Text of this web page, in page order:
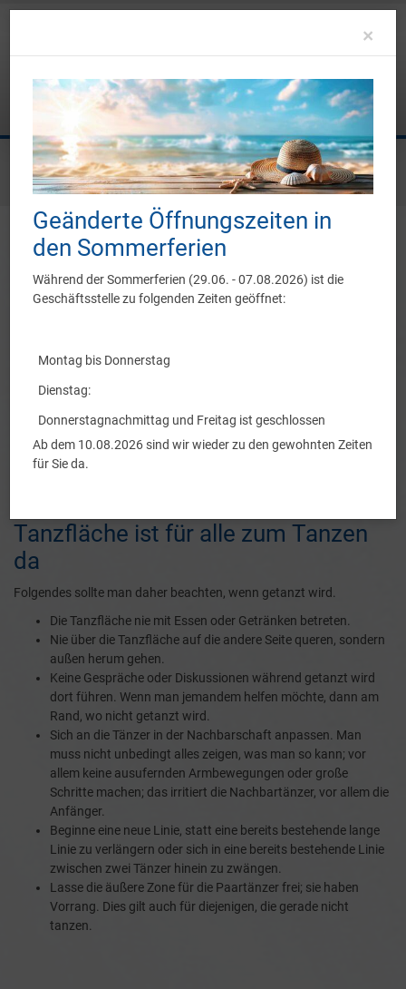
Sie befinden sich hier:
Sportangebot
Linedance Infos zu Linedance
Infos zu Linedance
Line Dance ist eine choreografierte Tanzform, bei der einzelne
Tänzer/innen unabhängig von der Geschlechtszugehörigkeit in
jeder Art von Musik choreografiert.
Tanzfläche ist für alle zum Tanzen
da
Folgendes sollte man daher beachten, wenn getanzt wird.
Die Tanzfläche nie mit Essen oder Getränken betreten.
Nie über die Tanzfläche auf die andere Seite queren, sondern
außen herum gehen.
Keine Gespräche oder Diskussionen während getanzt wird
dort führen. Wenn man jemandem helfen möchte, dann am
Rand, wo nicht getanzt wird.
Sich an die Tänzer in der Nachbarschaft anpassen. Man
muss nicht unbedingt alles zeigen, was man so kann; vor
allem keine ausufernden Armbewegungen oder große
Schritte machen; das irritiert die Nachbartänzer, vor allem die
Anfänger.
Beginne eine neue Linie, statt eine bereits bestehende lange
Linie zu verlängern oder sich in eine bereits bestehende Linie
zwischen zwei Tänzer hinein zu zwängen.
Lasse die äußere Zone für die Paartänzer frei; sie haben
Vorrang. Dies gilt auch für diejenigen, die gerade nicht
tanzen.
×
Geänderte Öffnungszeiten in
den Sommerferien
Während der Sommerferien (29.06. - 07.08.2026) ist die
Geschäftsstelle zu folgenden Zeiten geöffnet:
Montag bis Donnerstag
Dienstag:
Donnerstagnachmittag und Freitag ist geschlossen
Ab dem 10.08.2026 sind wir wieder zu den gewohnten Zeiten
für Sie da.